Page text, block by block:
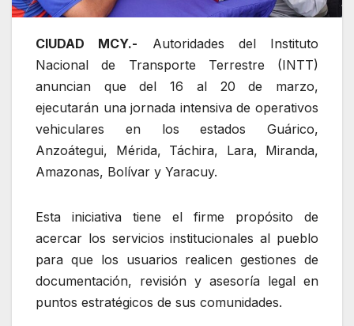
CIUDAD MCY.- Autoridades del Instituto
Nacional de Transporte Terrestre (INTT)
anuncian que del 16 al 20 de marzo,
ejecutarán una jornada intensiva de operativos
vehiculares en los estados Guárico,
Anzoátegui, Mérida, Táchira, Lara, Miranda,
Amazonas, Bolívar y Yaracuy.
Esta iniciativa tiene el firme propósito de
acercar los servicios institucionales al pueblo
para que los usuarios realicen gestiones de
documentación, revisión y asesoría legal en
puntos estratégicos de sus comunidades.